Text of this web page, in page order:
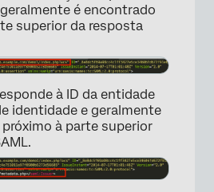
é encontrado
superior da resposta
à ID da entidade
identidade e geralmente
à parte superior